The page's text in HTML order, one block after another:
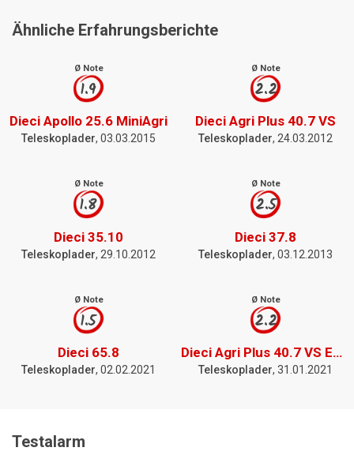
Ähnliche Erfahrungsberichte
Ø Note
1.9
Dieci Apollo 25.6 MiniAgri
Teleskoplader, 03.03.2015
Ø Note
2.2
Dieci Agri Plus 40.7 VS
Teleskoplader, 24.03.2012
Ø Note
1.8
Dieci 35.10
Teleskoplader, 29.10.2012
Ø Note
2.5
Dieci 37.8
Teleskoplader, 03.12.2013
Ø Note
1.5
Dieci 65.8
Teleskoplader, 02.02.2021
Ø Note
2.2
Dieci Agri Plus 40.7 VS EVO 2
Teleskoplader, 31.01.2021
Testalarm